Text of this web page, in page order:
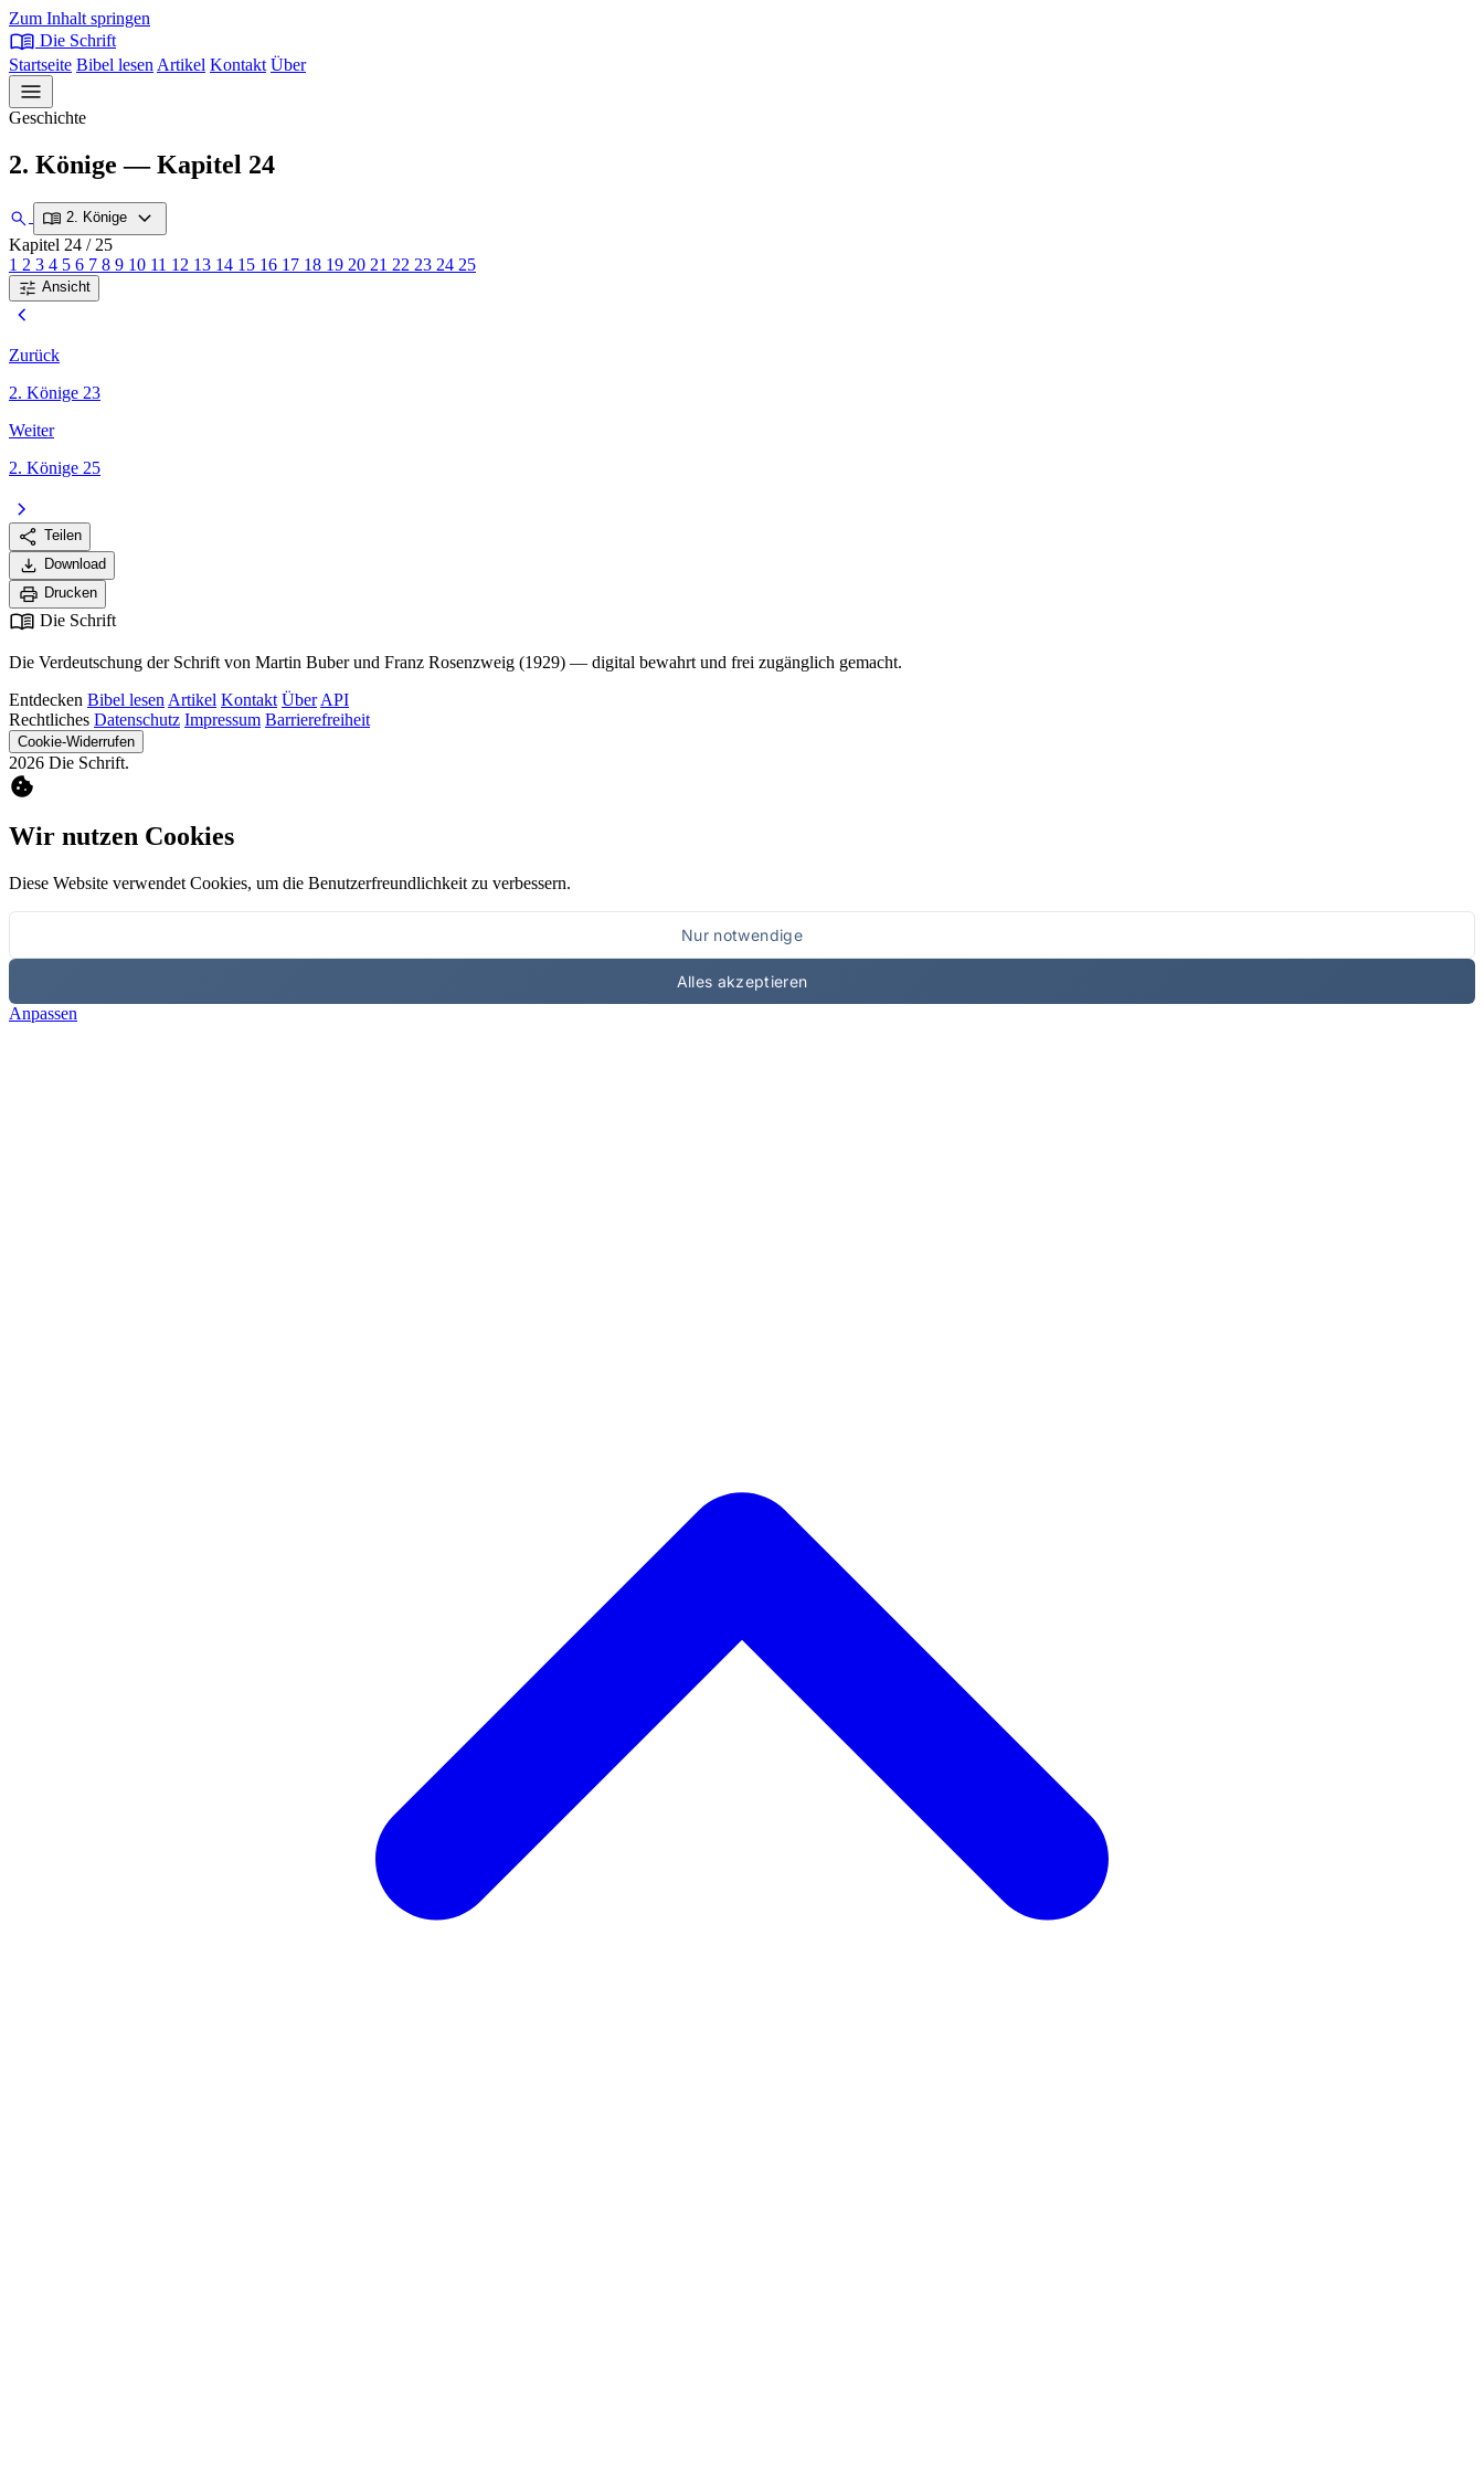
Zum Inhalt springen
menu_book Die Schrift
Startseite Bibel lesen Artikel Kontakt Über
menu
Geschichte
2. Könige — Kapitel 24
search menu_book 2. Könige expand_more
Kapitel 24 / 25
1 2 3 4 5 6 7 8 9 10 11 12 13 14 15 16 17 18 19 20 21 22 23 24 25
tune Ansicht
chevron_left
Zurück
2. Könige 23
Weiter
2. Könige 25
chevron_right
share Teilen
download Download
print Drucken
menu_book Die Schrift
Die Verdeutschung der Schrift von Martin Buber und Franz Rosenzweig (1929) — digital bewahrt und frei zugänglich gemacht.
Entdecken Bibel lesen Artikel Kontakt Über API
Rechtliches Datenschutz Impressum Barrierefreiheit
Cookie-Widerrufen
2026 Die Schrift.
cookie
Wir nutzen Cookies
Diese Website verwendet Cookies, um die Benutzerfreundlichkeit zu verbessern.
Nur notwendige
Alles akzeptieren
Anpassen